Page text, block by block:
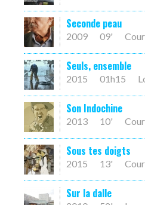
Seconde peau
2009 09'
Seuls, ensemble
2015 01h15
Son Indochine
2013 10'
Sous tes doigts
2015 13'
Sur la dalle